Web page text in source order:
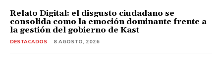
Relato Digital: el disgusto ciudadano se
consolida como la emoción dominante frente a
la gestión del gobierno de Kast
DESTACADOS 8 AGOSTO, 2026